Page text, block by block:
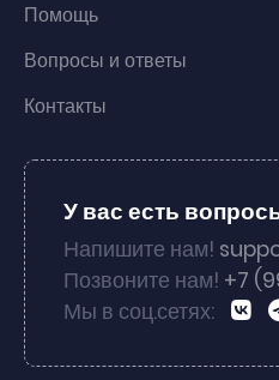
Помощь
Вопросы и ответы
Контакты
У вас есть
Напишите нам!
Позвоните нам! +7
Мы в соц.сетях: